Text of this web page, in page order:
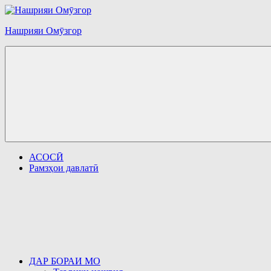
Перейти
содержимому
Нашрияи Омӯзгор
АСОСӢ
Рамзҳои давлатӣ
ДАР БОРАИ МО